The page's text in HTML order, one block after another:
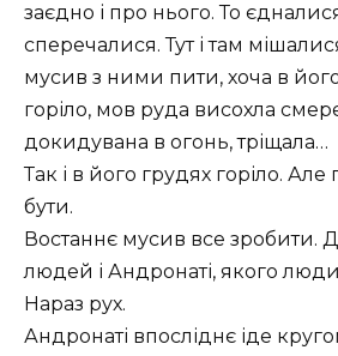
заєдно і про нього. То
сперечалися. Тут і там
мусив з ними пити, хоча в
горіло, мов руда висохла
докидувана в огонь, тріщала…
Так і в його грудях горіло.
бути.
Востаннє мусив все зробити.
людей і Андронаті, якого
Нараз рух.
Андронаті впосліднє іде